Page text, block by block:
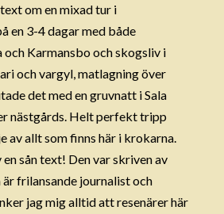
om en mixad tur i
en 3-4 dagar med både
och Karmansbo och skogsliv i
och vargyl, matlagning över
det med en gruvnatt i Sala
nästgårds. Helt perfekt tripp
av allt som finns här i krokarna.
sån text! Den var skriven av
är frilansande journalist och
jag mig alltid att resenärer här